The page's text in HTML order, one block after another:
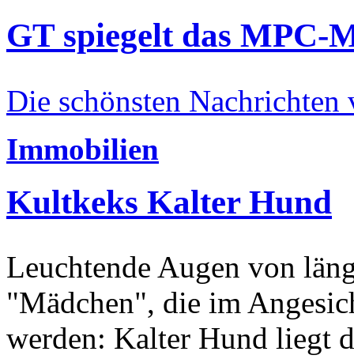
GT spiegelt das MPC-
Die schönsten Nachrichten
Immobilien
Kultkeks Kalter Hund
Leuchtende Augen von
"Mädchen", die im
werden: Kalter Hund liegt